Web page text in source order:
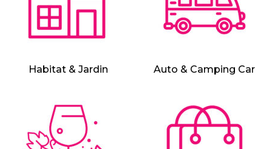
Habitat & Jardin Auto & Camping Car